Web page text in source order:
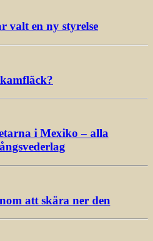
valt en ny styrelse
i Mexiko – alla
att skära ner den